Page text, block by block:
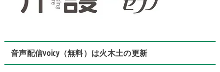
音声配信voicy（無料）は火木土の更新